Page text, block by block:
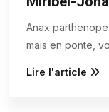
Anax
mais en ponte,
Lire l'article